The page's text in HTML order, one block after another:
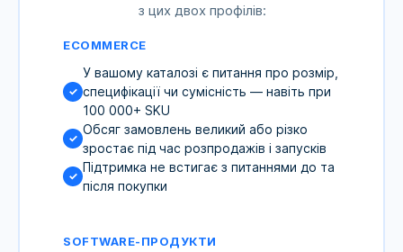
з цих двох профілів:
ECOMMERCE
✓
У вашому каталозі є питання про розмір,
специфікації чи сумісність — навіть при
100 000+ SKU
✓
Обсяг замовлень великий або різко
зростає під час розпродажів і запусків
✓
Підтримка не встигає з питаннями до та
після покупки
SOFTWARE-ПРОДУКТИ